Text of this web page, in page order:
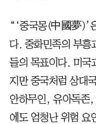
“‘중국몽(中國夢)’
다. 중화민족의 부
들의 목표이다. 미국
지만 중국처럼 상대
안하무인, 유아독존,
에도 엄청난 위험 요